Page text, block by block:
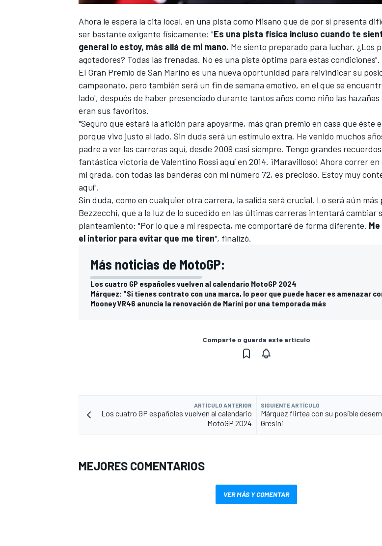
Ahora le espera la cita local, en una pista como Misano que de por sí presenta
ser bastante exigente físicamente: "Es una pista física incluso cuando te
general lo estoy, más allá de mi mano. Me siento preparado para luchar. ¿Los
agotadores? Todas las frenadas. No es una pista óptima para estas condiciones".
El Gran Premio de San Marino es una nueva oportunidad para reivindicar su
campeonato, pero también será un fin de semana emotivo, en el que se
lado', después de haber presenciado durante tantos años como niño las hazañas
eran sus favoritos.
"Seguro que estará la afición para apoyarme, más gran premio en casa que éste
porque vivo justo al lado. Sin duda será un estímulo extra. He venido muchos
padre a ver las carreras aquí, desde 2009 casi siempre. Tengo grandes
fantástica victoria de Valentino Rossi aquí en 2014. ¡Maravilloso! Ahora correr
mi grada, con todas las banderas con mi número 72, es precioso. Estoy muy
aquí".
Sin duda, como en cualquier otra carrera, la salida será crucial. Lo será aún más
Bezzecchi, que a la luz de lo sucedido en las últimas carreras intentará cambiar
planteamiento: "Por lo que a mí respecta, me comportaré de forma diferente.
el interior para evitar que me tiren", finalizó.
Más noticias de MotoGP:
Los cuatro GP españoles vuelven al calendario MotoGP 2024
Márquez: "Si tienes contrato con una marca, lo peor que puede hacer es amenazar
Mooney VR46 anuncia la renovación de Marini por una temporada más
Comparte o guarda este artículo
ARTÍCULO ANTERIOR
Los cuatro GP españoles vuelven al calendario
MotoGP 2024
SIGUIENTE ARTÍCULO
Márquez flirtea con su posible
Gresini
MEJORES COMENTARIOS
VER MÁS Y COMENTAR